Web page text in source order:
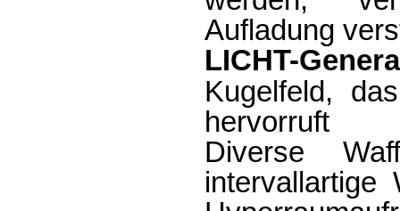
Aufladung
LICHT-
Kugelfeld,
hervorruft
Diverse